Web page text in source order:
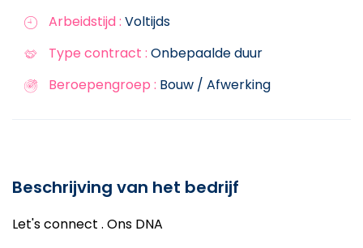
Arbeidstijd : Voltijds
Type contract : Onbepaalde duur
Beroepengroep : Bouw / Afwerking
Beschrijving van het bedrijf
Let's connect . Ons DNA